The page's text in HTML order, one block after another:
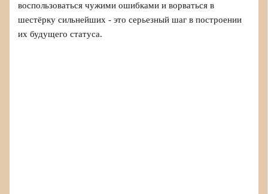
воспользоваться чужими ошибками и ворваться в
шестёрку сильнейших - это серьезный шаг в построении
их будущего статуса.